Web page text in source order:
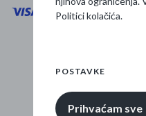
Osnovne
Politici kolačića.
POSTAVKE
Prihvaćam sve